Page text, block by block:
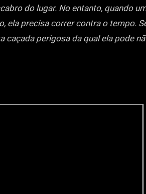
do lugar. No entanto, quando
ela precisa correr contra o tempo.
caçada perigosa da qual ela pode